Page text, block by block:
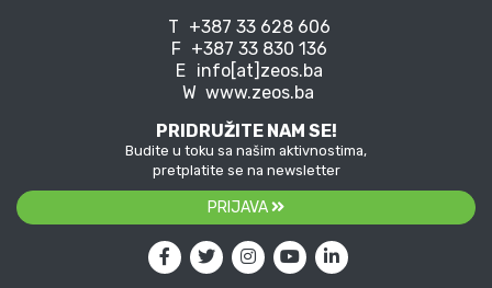
T +387 33 628 606
F +387 33 830 136
E info[at]zeos.ba
W www.zeos.ba
PRIDRUŽITE NAM SE!
Budite u toku sa našim aktivnostima,
pretplatite se na newsletter
PRIJAVA